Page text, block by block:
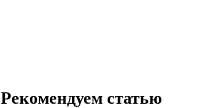
Рекомендуем статью